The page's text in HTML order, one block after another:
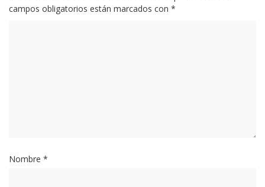
campos obligatorios están marcados con *
Nombre *